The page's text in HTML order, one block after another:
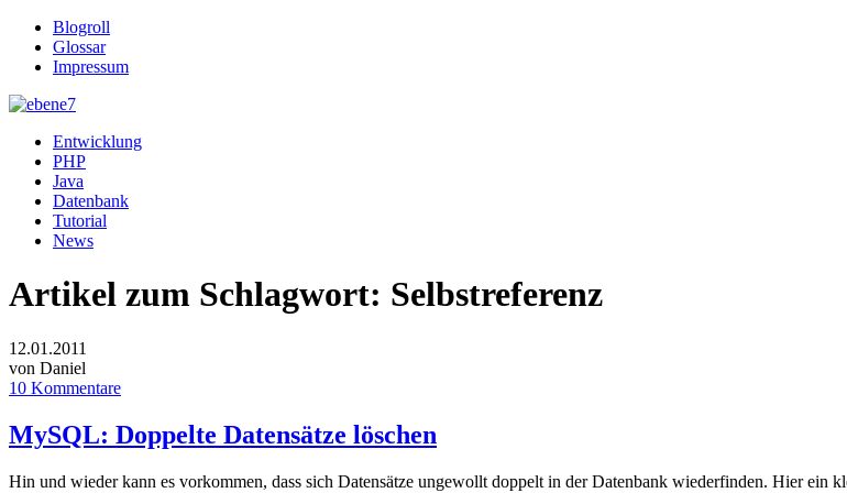
Blogroll
Glossar
Impressum
Entwicklung
PHP
Java
Datenbank
Tutorial
News
Artikel zum Schlagwort: Selbstreferenz
12.01.2011
von Daniel
10 Kommentare
MySQL: Doppelte Datensätze löschen
Hin und wieder kann es vorkommen, dass sich Datensätze ungewollt doppelt in der Datenbank wiederfinden. Hier ein